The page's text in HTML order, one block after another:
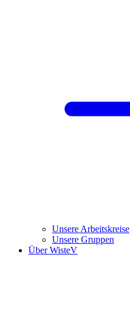
Unsere Arbeitskreise
Unsere Gruppen
Über WisteV